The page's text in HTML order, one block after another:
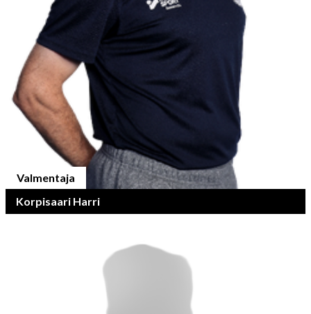
Valmentaja
Korpisaari Harri